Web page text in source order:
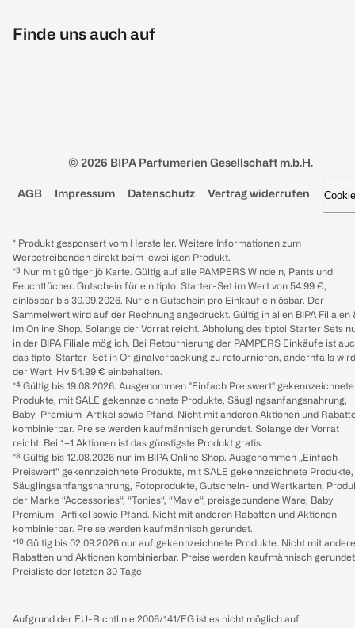
Finde uns auch auf
© 2026 BIPA Parfumerien Gesellschaft m.b.H.
AGB Impressum Datenschutz Vertrag widerrufen
* Produkt gesponsert vom Hersteller. Weitere Informationen zum
Werbetreibenden direkt beim jeweiligen Produkt.
*³ Nur mit gültiger jö Karte. Gültig auf alle PAMPERS Windeln, Pants und
Feuchttücher. Gutschein für ein tiptoi Starter-Set im Wert von 54.99 €,
einlösbar bis 30.09.2026. Nur ein Gutschein pro Einkauf einlösbar. Der
Sammelwert wird auf der Rechnung angedruckt. Gültig in allen BIPA Filialen
im Online Shop. Solange der Vorrat reicht. Abholung des tiptoi Starter Sets
in der BIPA Filiale möglich. Bei Retournierung der PAMPERS Einkäufe ist
das tiptoi Starter-Set in Originalverpackung zu retournieren, andernfalls wird
der Wert iHv 54.99 € einbehalten.
*⁴ Gültig bis 19.08.2026. Ausgenommen "Einfach Preiswert" gekennzeichnete
Produkte, mit SALE gekennzeichnete Produkte, Säuglingsanfangsnahrung,
Baby-Premium-Artikel sowie Pfand. Nicht mit anderen Aktionen und
kombinierbar. Preise werden kaufmännisch gerundet. Solange der Vorrat
reicht. Bei 1+1 Aktionen ist das günstigste Produkt gratis.
*⁸ Gültig bis 12.08.2026 nur im BIPA Online Shop. Ausgenommen „Einfach
Preiswert“ gekennzeichnete Produkte, mit SALE gekennzeichnete Produkte,
Säuglingsanfangsnahrung, Fotoprodukte, Gutschein- und Wertkarten,
der Marke “Accessories“, “Tonies“, “Mavie“, preisgebundene Ware, Baby
Premium- Artikel sowie Pfand. Nicht mit anderen Rabatten und Aktionen
kombinierbar. Preise werden kaufmännisch gerundet.
*¹⁰ Gültig bis 02.09.2026 nur auf gekennzeichnete Produkte. Nicht mit
Rabatten und Aktionen kombinierbar. Preise werden kaufmännisch
Preisliste der letzten 30 Tage
Aufgrund der EU-Richtlinie 2006/141/EG ist es nicht möglich auf